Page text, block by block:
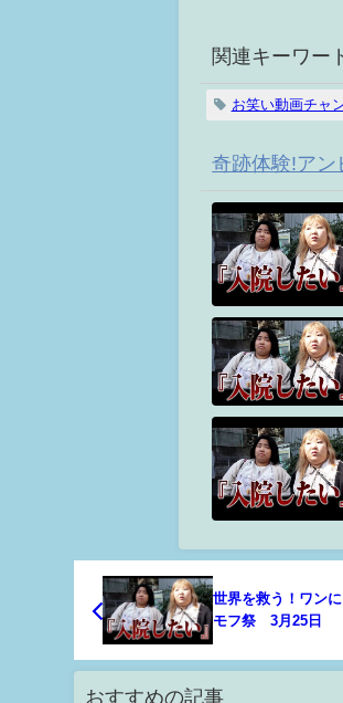
関連キーワー
お笑い動画チャ
奇跡体験!アン
世界を救う！ワン
モフ祭 3月25日
おすすめの記事